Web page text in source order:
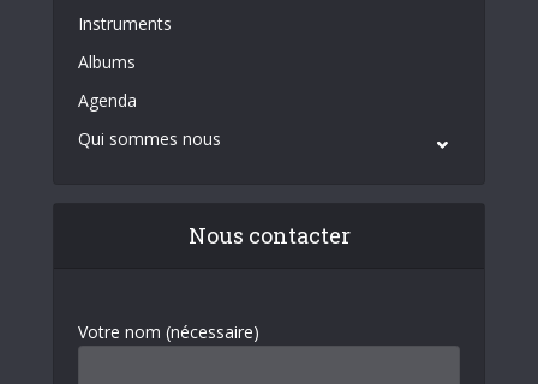
Instruments
Albums
Agenda
Qui sommes nous
Nous contacter
Votre nom (nécessaire)